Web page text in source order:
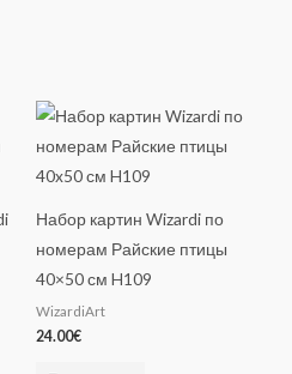
Набор картин Wizardi по
номерам Райские птицы
40×50 см H109
WizardiArt
24.00€